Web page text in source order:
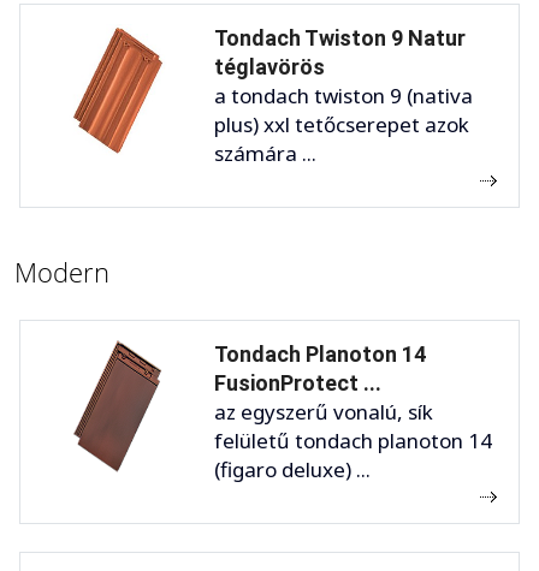
Tondach Twiston 9 Natur
téglavörös
a tondach twiston 9 (nativa
plus) xxl tetőcserepet azok
számára ...
Modern
Tondach Planoton 14
FusionProtect ...
az egyszerű vonalú, sík
felületű tondach planoton 14
(figaro deluxe) ...